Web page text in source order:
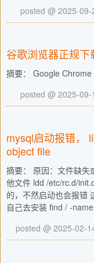
posted @ 2025-
谷歌浏览器正规下
摘要： Google
posted @ 2025-
mysql启动报错，
object file
摘要： 原因：文件缺失
他文件 ldd /etc/rc.d/
的，不然启动也会报错
自己去安装 find / -
posted @ 2025-02-